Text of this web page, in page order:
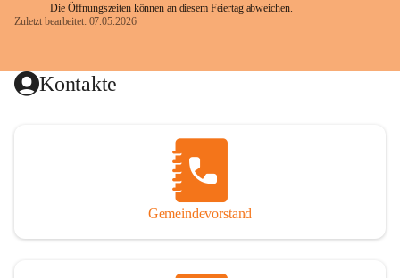
Die Öffnungszeiten können an diesem Feiertag abweichen.
Zuletzt bearbeitet: 07.05.2026
Kontakte
Gemeindevorstand